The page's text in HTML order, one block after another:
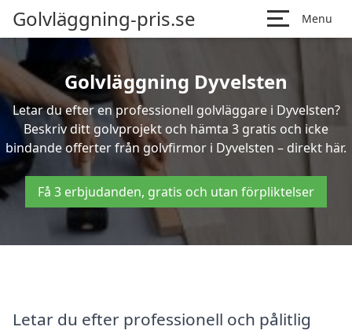
Golvläggning-pris.se Menu
Golvläggning Dyvelsten
Letar du efter en professionell golvläggare i Dyvelsten?
Beskriv ditt golvprojekt och hämta 3 gratis och icke
bindande offerter från golvfirmor i Dyvelsten – direkt här.
Få 3 erbjudanden, gratis och utan förpliktelser
Letar du efter professionell och pålitlig